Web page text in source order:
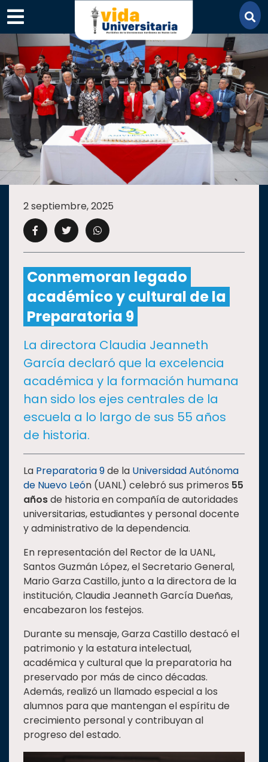
×
SECCIONES
ACADEMIA
CAMPUS UANL
CULTURA
DEPORTES
I+D+IEXPERTOS
SALUD
SUSTENTABILIDAD
TEMAS
Oferta
educativa
Estudiantes
Rectoría
Investigación
Internacionalización
Responsabilidad
social
Vinculación
Historia
Universiada
Nacional
2 septiembre, 2025
Conmemoran legado
académico y cultural de la
Preparatoria 9
La directora Claudia Jeanneth
García declaró que la excelencia
académica y la formación humana
han sido los ejes centrales de la
escuela a lo largo de sus 55 años
de historia.
La Preparatoria 9de la Universidad Autónoma
de Nuevo León (UANL) celebró sus primeros 55
añosde historia en compañía de autoridades
universitarias, estudiantes y personal docente
y administrativo de la dependencia.
En representación del Rector de la UANL,
Santos Guzmán López, el Secretario General,
Mario Garza Castillo, junto a la directora de la
institución, Claudia Jeanneth García Dueñas,
encabezaron los festejos.
Durante su mensaje, Garza Castillo destacó el
patrimonio y la estatura intelectual,
académica y cultural que la preparatoria ha
preservado por más de cinco décadas.
Además, realizó un llamado especial a los
alumnos para que mantengan el espíritu de
crecimiento personal y contribuyan al
progreso del estado.